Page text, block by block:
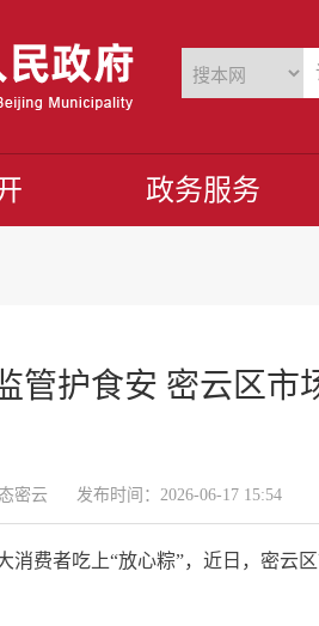
政务服务
管护食安 密云区
密云 发布时间：2026-06-17 15:54
消费者吃上“放心粽”，近日，密云